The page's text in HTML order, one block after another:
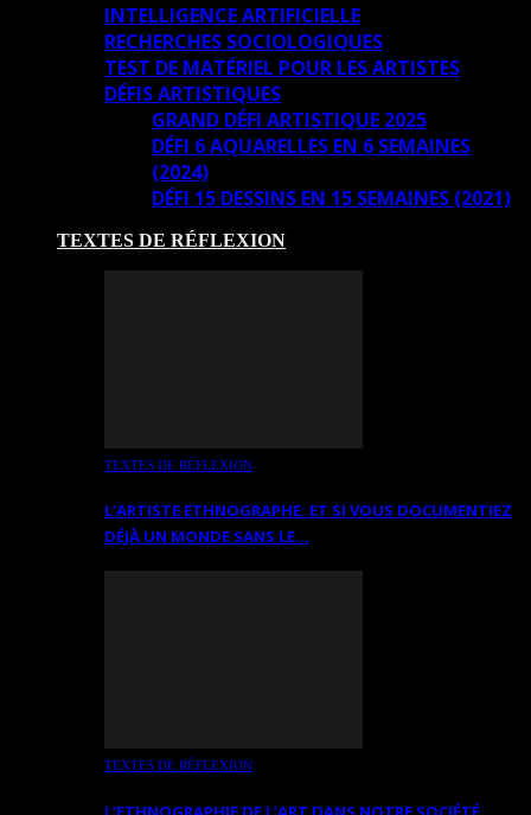
INTELLIGENCE ARTIFICIELLE
RECHERCHES SOCIOLOGIQUES
TEST DE MATÉRIEL POUR LES ARTISTES
DÉFIS ARTISTIQUES
GRAND DÉFI ARTISTIQUE 2025
DÉFI 6 AQUARELLES EN 6 SEMAINES
(2024)
DÉFI 15 DESSINS EN 15 SEMAINES (2021)
TEXTES DE RÉFLEXION
TEXTES DE RÉFLEXION
L’ARTISTE ETHNOGRAPHE: ET SI VOUS DOCUMENTIEZ
DÉJÀ UN MONDE SANS LE…
TEXTES DE RÉFLEXION